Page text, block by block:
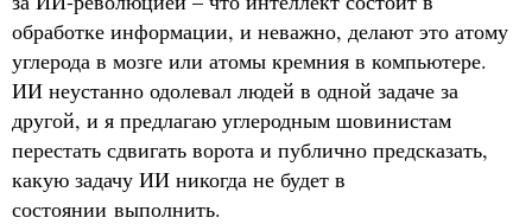
обработке информации, и неважно, делают это атому
углерода в мозге или атомы кремния в компьютере.
ИИ неустанно одолевал людей в одной задаче за
другой, и я предлагаю углеродным шовинистам
перестать сдвигать ворота и публично предсказать,
какую задачу ИИ никогда не будет в
состоянии выполнить.